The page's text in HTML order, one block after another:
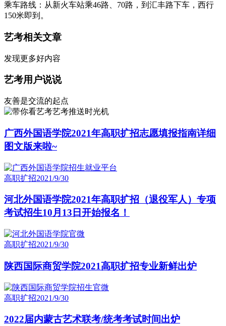
乘车路线：从新火车站乘46路、70路，到汇丰路下车，西行
150米即到。
艺考相关文章
发现更多好内容
艺考用户说说
友善是交流的起点
艺考推送时光机
广西外国语学院2021年高职扩招志愿填报指南详细
图文版来啦~
高职扩招2021/9/30
河北外国语学院2021年高职扩招（退役军人）专项
考试招生10月13日开始报名！
高职扩招2021/9/30
陕西国际商贸学院2021高职扩招专业新鲜出炉
高职扩招2021/9/30
2022届内蒙古艺术联考/统考考试时间出炉